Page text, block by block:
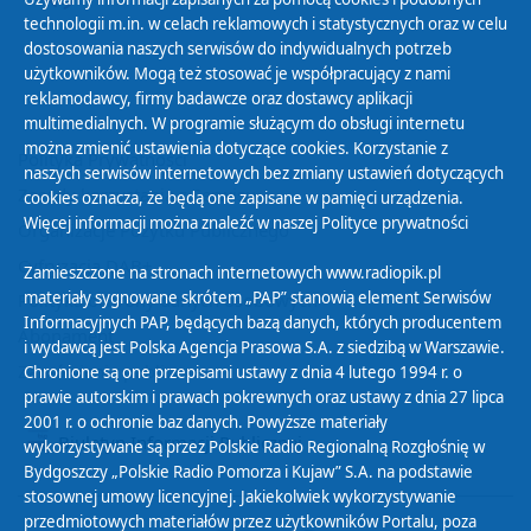
Polityka Prywatności
Zasady korzystania z Serwisu
Organizacje Pożytku Publicznego
Cyfryzacja DAB+
Polityka ochrony danych osobowych
Abonament
Zamówienia publiczne
Biuletyn Informacji Publicznej
technologii m.in. w celach reklamowych i statystycznych oraz w celu
dostosowania naszych serwisów do indywidualnych potrzeb
użytkowników. Mogą też stosować je współpracujący z nami
reklamodawcy, firmy badawcze oraz dostawcy aplikacji
multimedialnych. W programie służącym do obsługi internetu
można zmienić ustawienia dotyczące cookies. Korzystanie z
naszych serwisów internetowych bez zmiany ustawień dotyczących
cookies oznacza, że będą one zapisane w pamięci urządzenia.
Więcej informacji można znaleźć w naszej Polityce prywatności
Zamieszczone na stronach internetowych www.radiopik.pl
materiały sygnowane skrótem „PAP” stanowią element Serwisów
Informacyjnych PAP, będących bazą danych, których producentem
i wydawcą jest Polska Agencja Prasowa S.A. z siedzibą w Warszawie.
Chronione są one przepisami ustawy z dnia 4 lutego 1994 r. o
prawie autorskim i prawach pokrewnych oraz ustawy z dnia 27 lipca
2001 r. o ochronie baz danych. Powyższe materiały
wykorzystywane są przez Polskie Radio Regionalną Rozgłośnię w
Bydgoszczy „Polskie Radio Pomorza i Kujaw” S.A. na podstawie
stosownej umowy licencyjnej. Jakiekolwiek wykorzystywanie
przedmiotowych materiałów przez użytkowników Portalu, poza